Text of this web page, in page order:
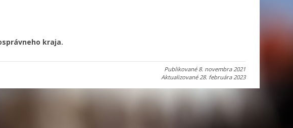
kraja.
Publikované 8. novembra 2021
Aktualizované28. februára 2023